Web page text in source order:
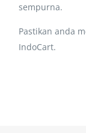
sempurna.
Pastikan anda
IndoCart.